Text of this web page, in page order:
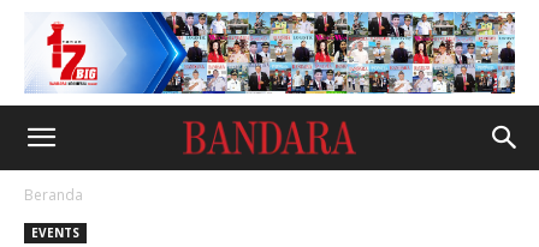
Beranda
EVENTS